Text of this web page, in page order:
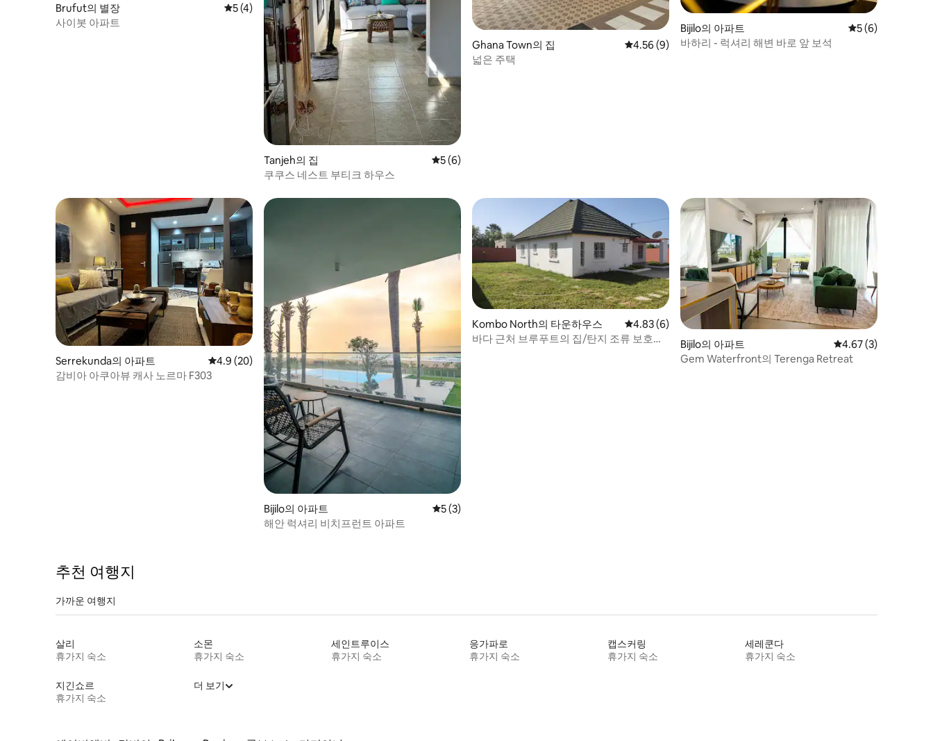
Brufut의 별장 평점 5점(5점 만점), 후기 4개
5 (4)
사이봇 아파트
Tanjeh의 집 평점 5점(5점 만점), 후기 6개
5 (6)
쿠쿠스 네스트 부티크 하우스
Ghana Town의 집 평점 4.56점(5점 만점), 후기 9개
4.56 (9)
넓은 주택
Bijilo의 아파트 평점 5점(5점 만점
5 (6)
바하리 - 럭셔리 해변 바로 앞 보석
Serrekunda의 아파트 평점 4.9점(5점 만점), 후기 20개
4.9 (20)
감비아 아쿠아뷰 캐사 노르마 F303
Bijilo의 아파트 평점 5점(5점 만점), 후기 3개
5 (3)
해안 럭셔리 비치프런트 아파트
Kombo North의 타운하우스 평점 4.83점(5점 만점), 후기 6개
4.83 (6)
바다 근처 브루푸트의 집/탄지 조류 보호구
Bijilo의 아파트 평점 4.67점(5점 만점
4.67 (3)
Gem Waterfront의 Terenga Retreat
추천 여행지
가까운 여행지
살리
휴가지 숙소
소몬
휴가지 숙소
세인트루이스
휴가지 숙소
응가파로
휴가지 숙소
캡스커링
휴가지 숙소
세레쿤다
휴가지 숙소
지긴쇼르
휴가지 숙소
더 보기